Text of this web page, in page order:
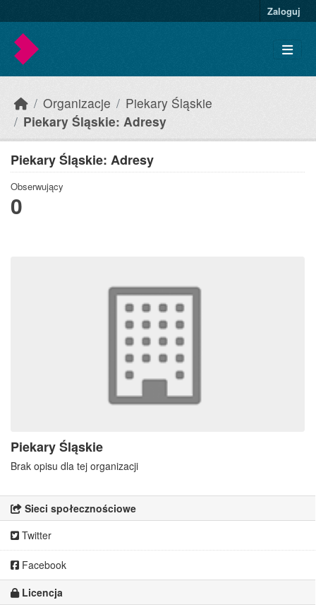
Zaloguj
Organizacje
Piekary Śląskie
Piekary Śląskie: Adresy
Piekary Śląskie: Adresy
Obserwujący
0
Piekary Śląskie
Brak opisu dla tej organizacji
Sieci społecznościowe
Twitter
Facebook
Licencja